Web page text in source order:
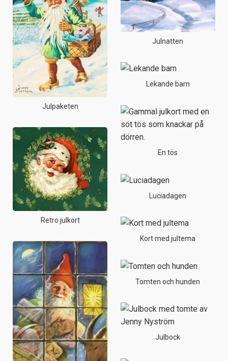
Julpaketen
Retro julkort
Julnatten
Lekande barn
En tös
Luciadagen
Kort med jultema
Tomten och hunden
Julbock